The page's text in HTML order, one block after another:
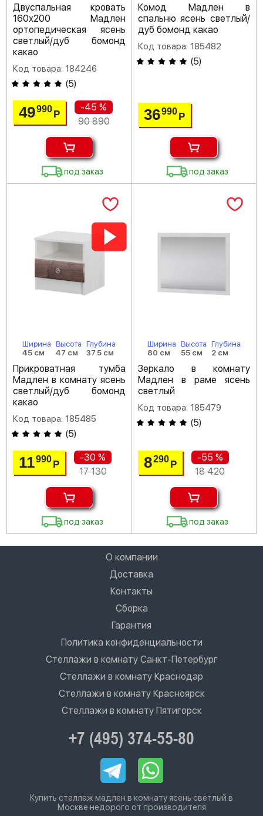
Двуспальная кровать
160х200 Мадлен
ортопедическая ясень
светлый/дуб бомонд
какао
Код товара: 184246
(5)
49990Р
-45 %
90 890
под заказ
Комод Мадлен в
спальню ясень светлый/
дуб бомонд какао
Код товара: 185482
(5)
36990 Р
под заказ
Ширина
45 см
Высота
47 см
Глубина
37.5 см
Прикроватная тумба
Мадлен в комнату ясень
светлый/дуб бомонд
какао
Код товара: 185485
(5)
11990Р
-30 %
17 130
под заказ
Ширина
80 см
Высота
55 см
Глубина
2 см
Зеркало в комнату
Мадлен в раме ясень
светлый
Код товара: 185479
(5)
8290 Р
-55 %
18 420
под заказ
О компании
Доставка
Контакты
Сборка
Гарантия
Политика конфиденциальности
Стеллажи в комнату Санкт-Петербург
Стеллажи в комнату Краснодар
Стеллажи в комнату Красноярск
Стеллажи в комнату Пятигорск
+7 (495) 374-55-80
Купить стеллаж мадлен в комнату ясень светлый в
Москве недорого от производителя